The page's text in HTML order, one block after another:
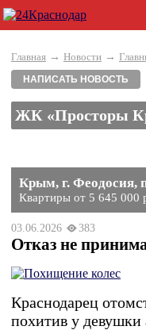
Главная → Новости →
НАПИСАТЬ НОВОСТЬ
ЖК «Просторы
Крым, г. Феодосия,
Квартиры от 5 645 000
03.06.2026 383
Отказ не
Краснодарец
похитив у девушки